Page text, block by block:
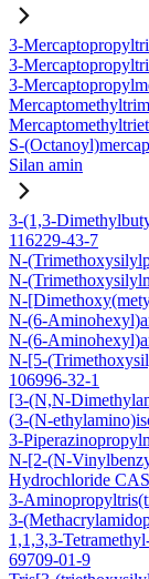
3-
3-
3-
S-
Silan amin
3-(1,3-
116229-43-7
N-
N-
N-
N-(6-
N-(6-
N-[5-
106996-32-1
[3-(N,N-
(3-(N-
3-
N-[2-(N-
Hydrochloride
3-
3-
1,1,3,3-
69709-01-9